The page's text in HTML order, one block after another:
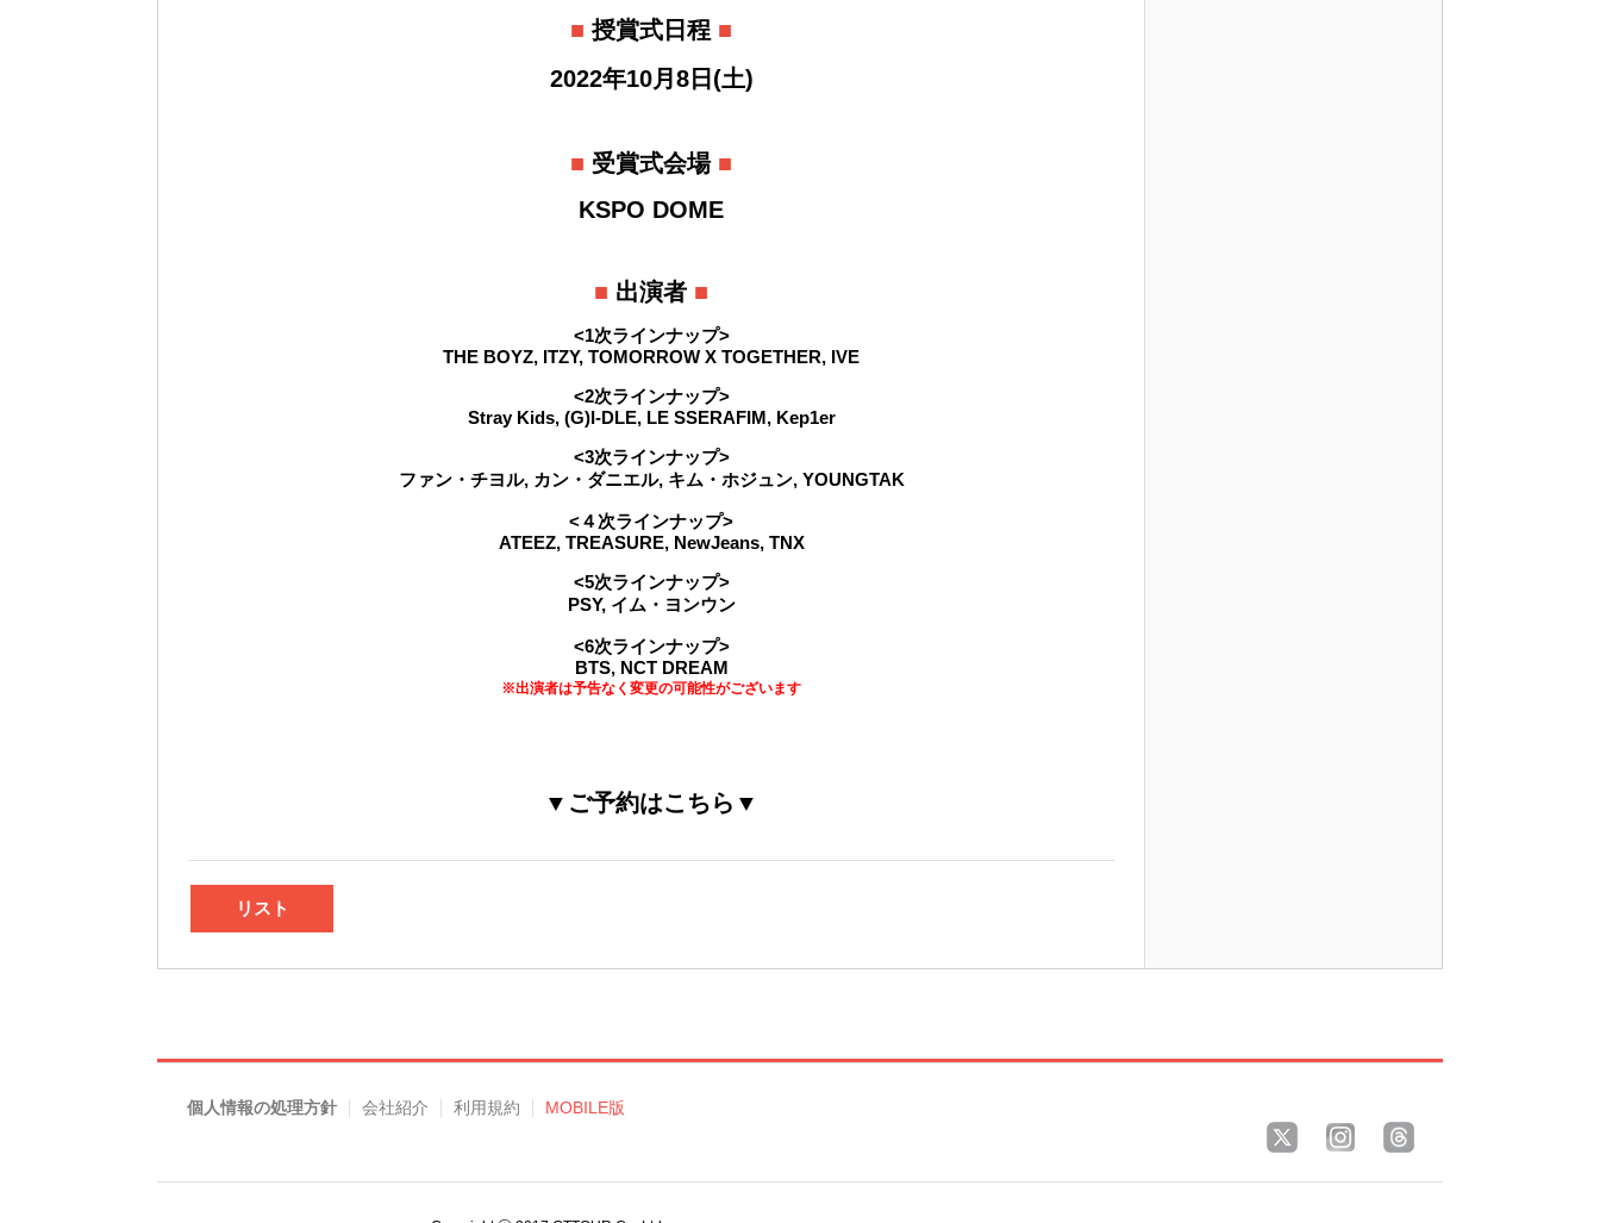
■ 授賞式日程 ■
2022年10月8日(土)
■ 受賞式会場 ■
KSPO DOME
■ 出演者 ■
<1次ラインナップ>
THE BOYZ, ITZY, TOMORROW X TOGETHER, IVE
<2次ラインナップ>
Stray Kids, (G)I-DLE, LE SSERAFIM, Kep1er
<3次ラインナップ>
ファン・チヨル, カン・ダニエル, キム・ホジュン, YOUNGTAK
<４次ラインナップ>
ATEEZ, TREASURE, NewJeans, TNX
<5次ラインナップ>
PSY, イム・ヨンウン
<6次ラインナップ>
BTS, NCT DREAM
※出演者は予告なく変更の可能性がございます
▼ご予約はこちら▼
リスト
個人情報の処理方針 会社紹介 利用規約 MOBILE版